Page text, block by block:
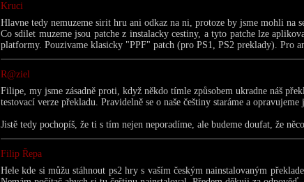
Kruci
Hlavne tedy nemuzeme sirit hru ani odkaz na ni, protoze by jsme mohli na
Co sdilet muzeme jsou patche z instalacky cestiny, a tyto patche lze
platformy. Pouzivame klasicky "PPF" patch (pro PS1, PS2 preklady). Pro
R@ziel
Filipe, my jsme zásadně proti, když někdo tímle způsobem ukradne náš
testovací verze překladu. Pravidelně se o naše češtiny staráme a
Jistě tedy pochopíš, že ti s tím nejen neporadíme, ale budeme doufat, že
Filip Řepa
Hele kde si můžu stáhnout ps2 hry s vaším českým nainstalovaným